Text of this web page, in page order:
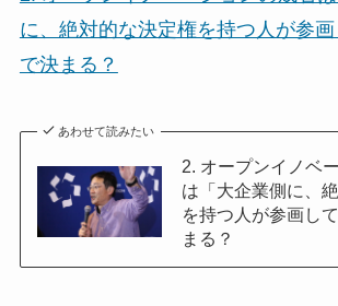
に、絶対的な決定権を持つ人が参画
で決まる？
あわせて読みたい
2. オープンイノベ
は「大企業側に、
を持つ人が参画し
まる？